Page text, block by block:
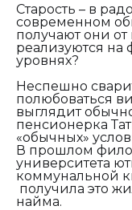
Старость – в
современном
получают они
реализуются
уровнях?
Неспешно
полюбоваться
выглядит
пенсионерка
«обычных»
В прошлом
университета
коммунальной
получила это
найма.